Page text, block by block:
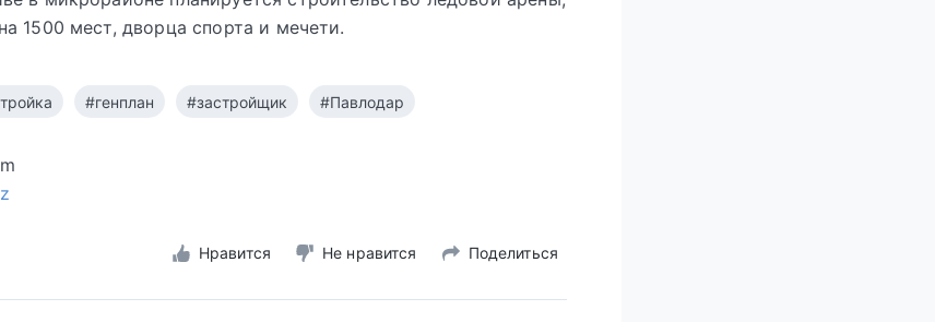
1500 мест, дворца спорта и мечети.
#генплан #застройщик #Павлодар
Нравится Не нравится Поделиться